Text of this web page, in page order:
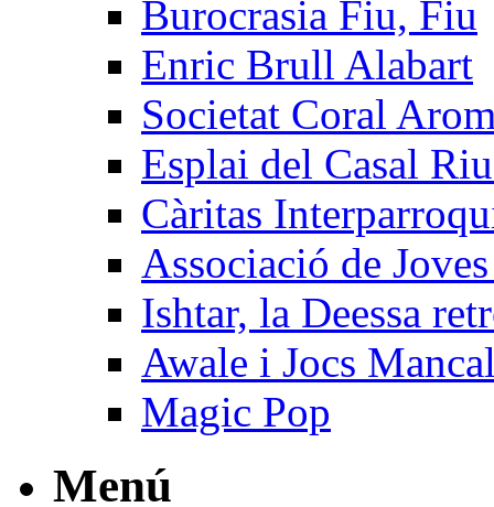
Burocrasia Fiu, Fiu
Enric Brull Alabart
Societat Coral
Esplai del Casal
Càritas
Associació de
Ishtar, la Deessa
Awale i Jocs
Magic Pop
Menú